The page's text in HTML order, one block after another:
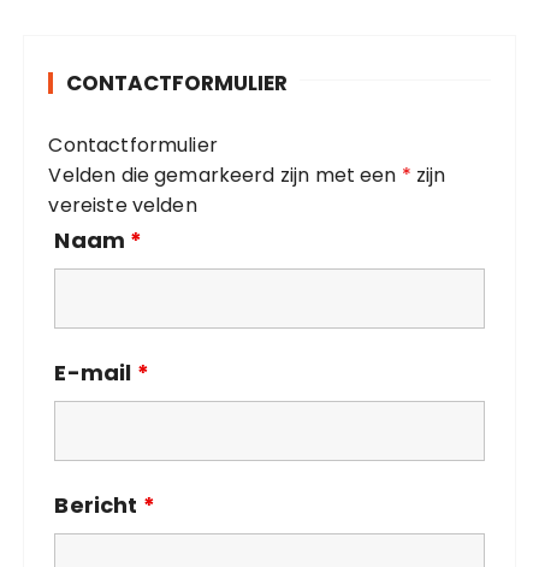
r
e
ë
n
CONTACTFORMULIER
Contactformulier
Velden die gemarkeerd zijn met een * zijn
vereiste velden
Naam *
E-mail *
Bericht *